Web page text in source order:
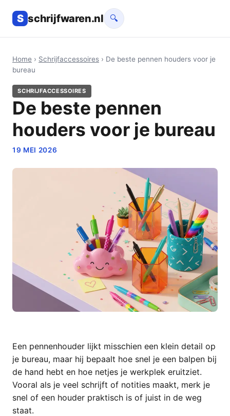
S schrijfwaren.nl 🔍
Home › Schrijfaccessoires › De beste pennen houders voor je
bureau
SCHRIJFACCESSOIRES
De beste pennen
houders voor je bureau
19 MEI 2026
Een pennenhouder lijkt misschien een klein detail op
je bureau, maar hij bepaalt hoe snel je een balpen bij
de hand hebt en hoe netjes je werkplek eruitziet.
Vooral als je veel schrijft of notities maakt, merk je
snel of een houder praktisch is of juist in de weg
staat.